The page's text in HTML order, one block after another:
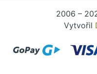
2006 –
Vytvořil